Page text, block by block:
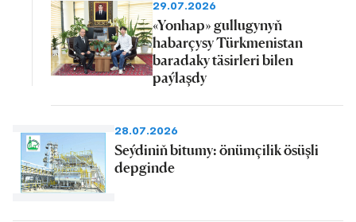
29.07.2026
«Yonhap» gullugynyň
habarçysy Türkmenistan
baradaky täsirleri bilen
paýlaşdy
28.07.2026
Seýdiniň bitumy: önümçilik ösüşli
depginde